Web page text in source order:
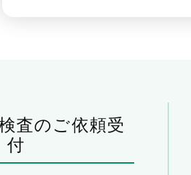
査のご依頼受
付